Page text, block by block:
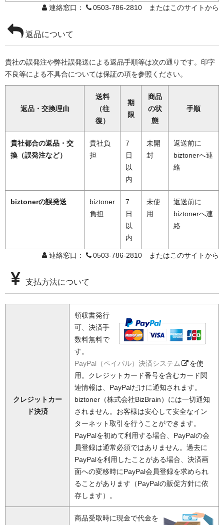
連絡窓口： 0503-786-2810 またはこのサイトから
返品について
貴社の誤発注や弊社誤発送による返品手順等は次の通りです。印字
不良等による不具合については保証の項を参照ください。
返品・交換理由
送料
（往
復）
期
限
商品
の状
態
手順
貴社都合の返品・交
換（誤発注など）
貴社負
担
7
日
以
内
未開
封
返送前に
biztonerへ連
絡
biztonerの誤発送
biztoner
負担
7
日
以
内
未使
用
返送前に
biztonerへ連
絡
連絡窓口： 0503-786-2810 またはこのサイトから
支払方法について
クレジットカー
ド決済
領収書発行
可、決済手
数料無料で
す。
PayPal（ペイパル）決済システム
を使
用。クレジットカード番号を含むカード関
連情報は、PayPalだけに通知されます。
biztoner（株式会社BizBrain）には一切通知
されません。お客様は安心して安全なイン
ターネット取引を行うことができます。
PayPalを初めて利用する場合、PayPalの会
員登録は通常必須ではありません。過去に
PayPalを利用したことがある場合、決済画
面への変移時にPayPal会員登録を求められ
ることがあります（PayPalの販促方針に依
存します）。
商品受取時に現金で代金を